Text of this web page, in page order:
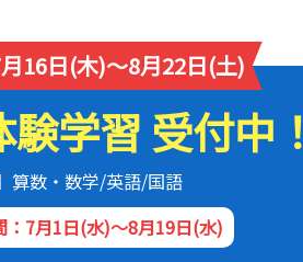
16日(木)～8月22日(土)
学習 受付中！
算数・数学/英語/国語
：7月1日(水)～8月19日(水)